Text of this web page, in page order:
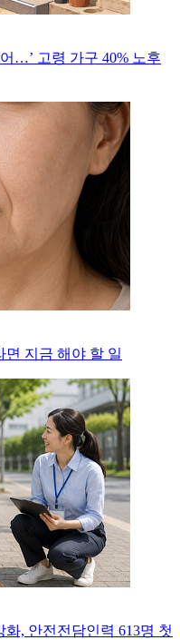
…’ 고령 가구 40% 노후
면 지금 해야 할 일
, 안전전담인력 613명 첫